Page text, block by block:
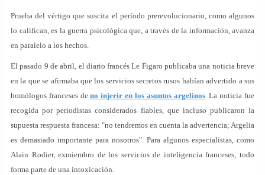
Prueba del vértigo que suscita el período prerevolucionario, como algunos
lo califican, es la guerra psicológica que, a través de la información, avanza
en paralelo a los hechos.
El pasado 9 de abril, el diario francés Le Figaro publicaba una noticia breve
en la que se afirmaba que los servicios secretos rusos habían advertido a sus
homólogos franceses deno injerir en los asuntos argelinos. La noticia fue
recogida por periodistas considerados fiables, que incluso publicaron la
supuesta respuesta francesa: "no tendremos en cuenta la advertencia; Argelia
es demasiado importante para nosotros". Para algunos especialistas, como
Alain Rodier, exmiembro de los servicios de inteligencia franceses, todo
forma parte de una intoxicación.